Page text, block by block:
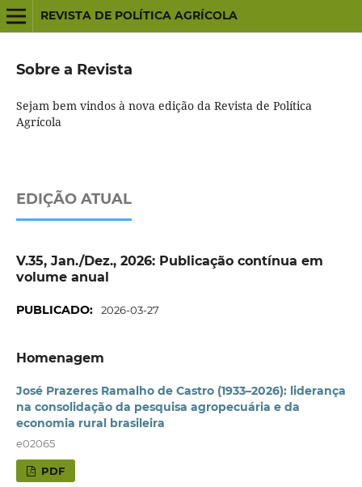
REVISTA DE POLÍTICA AGRÍCOLA
Sobre a Revista
Sejam bem vindos à nova edição da Revista de Política
Agrícola
EDIÇÃO ATUAL
V.35, Jan./Dez., 2026: Publicação contínua em
volume anual
PUBLICADO: 2026-03-27
Homenagem
José Prazeres Ramalho de Castro (1933–2026): liderança
na consolidação da pesquisa agropecuária e da
economia rural brasileira
e02065
PDF